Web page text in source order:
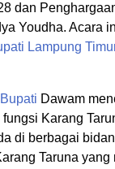
dan
Youdha. Acara
Lampung
Bupati Dawam
Karang
di berbagai
Taruna yang